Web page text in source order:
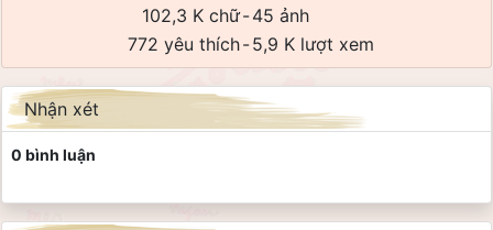
102,3 K chữ-45 ảnh
772 yêu thích-5,9 K lượt xem
Nhận xét
0 bình luận